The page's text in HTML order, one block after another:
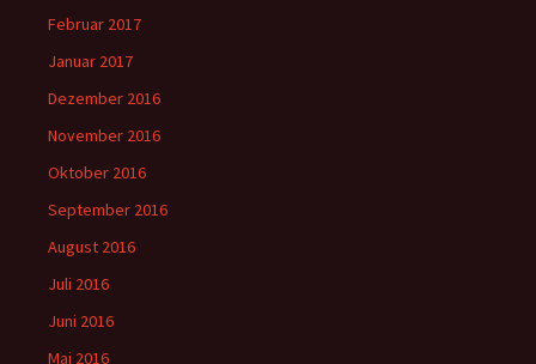
Februar 2017
Januar 2017
Dezember 2016
November 2016
Oktober 2016
September 2016
August 2016
Juli 2016
Juni 2016
Mai 2016